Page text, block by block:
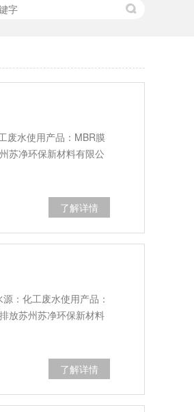
废水使用产品：MBR膜
苏净环保新材料有限公
了解详情
：化工废水使用产品：
放苏州苏净环保新材料
了解详情